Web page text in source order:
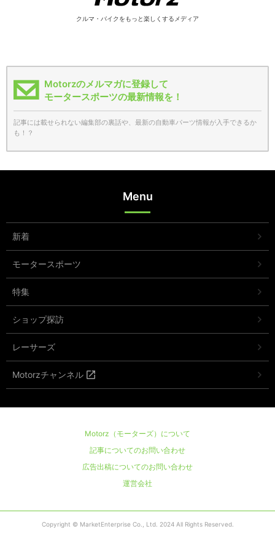
クルマ・バイクをもっと楽しくするメディア
Motorzのメルマガに登録して
モータースポーツの最新情報を！
記事には載せられない編集部の裏話や、最新の自動車パーツ情報が入手できるか
も！？
Menu
新着
モータースポーツ
特集
ショップ探訪
レーサーズ
Motorzチャンネル
Motorz（モーターズ）について
記事についてのお問い合わせ
広告出稿についてのお問い合わせ
運営会社
Copyright © MarketEnterprise Co., Ltd. 2024 All Rights Reserved.